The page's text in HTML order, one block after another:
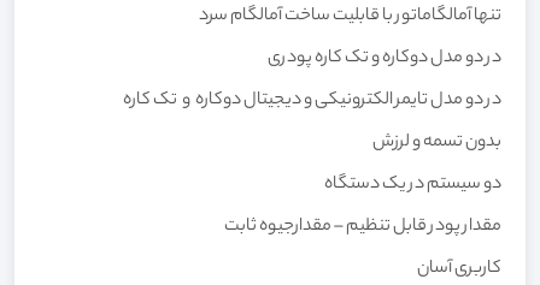
تنها آمالگاماتور با قابلیت ساخت آمالگام سرد
در دو مدل دوکاره و تک کاره پودری
در دو مدل تایمر الکترونیکی و دیجیتال دوکاره و تک کاره
بدون تسمه و لرزش
دو سیستم در یک دستگاه
مقدار پودر قابل تنظیم – مقدارجیوه ثابت
کاربری آسان